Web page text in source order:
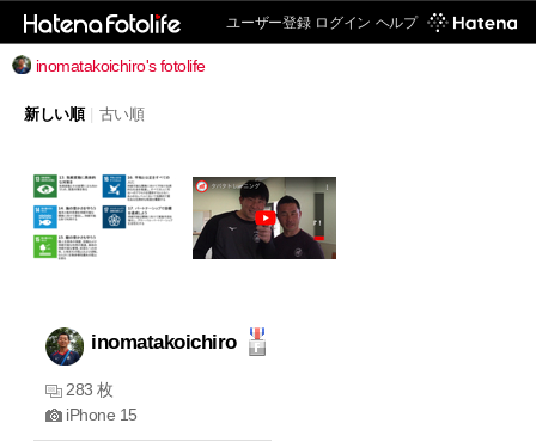
ユーザー登録 ログイン ヘルプ
inomatakoichiro's fotolife
新しい順 古い順
inomatakoichiro
283 枚
iPhone 15